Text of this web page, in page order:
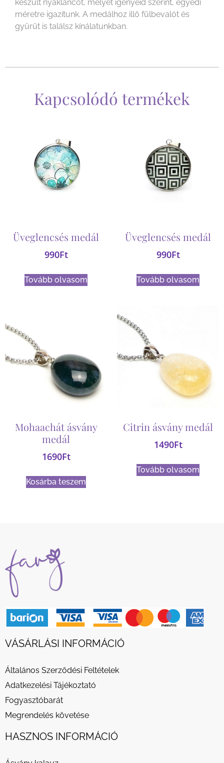
készült nyakláncot, melyet igényeid szerint, egyedi
méretre igazítunk. A medálhoz illő fülbevalót és
gyűrűt is találsz kínálatunkban.
Kapcsolódó termékek
Üveglencsés medál
990Ft
Tovább olvasom
Üveglencsés medál
990Ft
Tovább olvasom
Mohaachát ásvány
medál
1690Ft
Kosárba teszem
Citrin ásvány medál
1490Ft
Tovább olvasom
VÁSÁRLÁSI INFORMÁCIÓ
Általános Szerződési Feltételek
Adatkezelési Tájékoztató
Fogyasztóbarát
Megrendelés követése
HASZNOS INFORMÁCIÓ